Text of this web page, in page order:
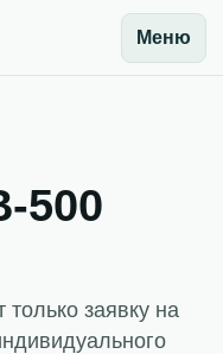
Меню
500
заявку на